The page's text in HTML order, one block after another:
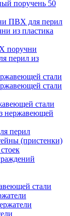
поручень 50
ПВХ для перил
из пластика
поручни
перил из
стали
стали
стали
нержавеющей
перил
(пристенки)
стали